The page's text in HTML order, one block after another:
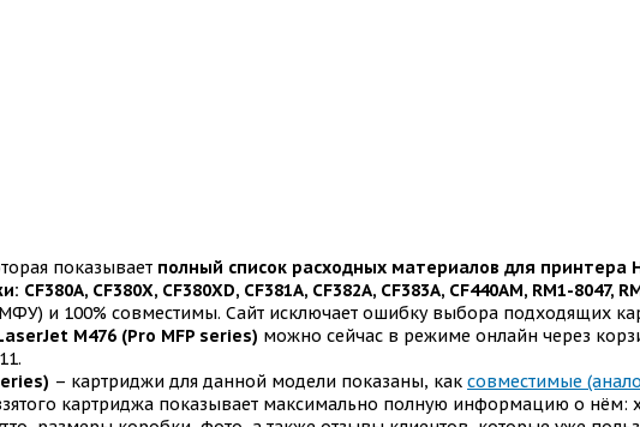
показывает полный список расходных материалов для принтера
CF380A, CF380X, CF380XD, CF381A, CF382A, CF383A, CF440AM, RM1-8047,
и 100% совместимы. Сайт исключает ошибку выбора подходящих
M476 (Pro MFP series) можно сейчас в режиме онлайн через
– картриджи для данной модели показаны, как совместимые
картриджа показывает максимально полную информацию о нём: